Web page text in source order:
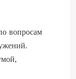
вопросам